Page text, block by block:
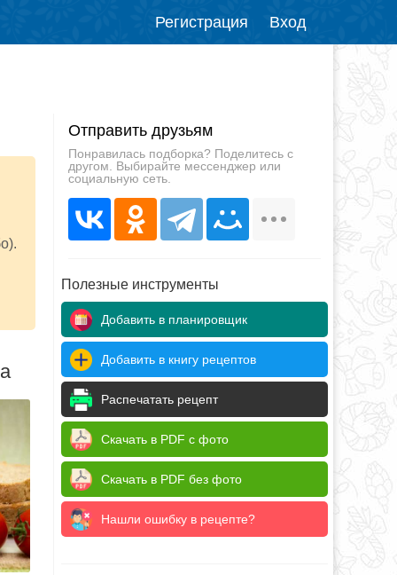
Регистрация Вход
Отправить друзьям
Понравилась подборка? Поделитесь с
другом. Выбирайте мессенджер или
социальную сеть.
Полезные инструменты
Добавить в планировщик
Добавить в книгу рецептов
Распечатать рецепт
Скачать в PDF с фото
Скачать в PDF без фото
Нашли ошибку в рецепте?